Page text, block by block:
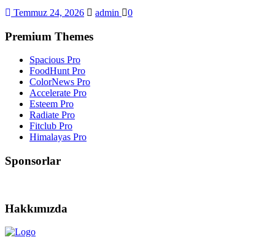
Temmuz 24, 2026 admin 0
Premium Themes
Spacious Pro
FoodHunt Pro
ColorNews Pro
Accelerate Pro
Esteem Pro
Radiate Pro
Fitclub Pro
Himalayas Pro
Sponsorlar
Hakkımızda